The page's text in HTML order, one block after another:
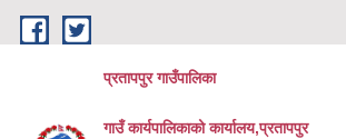
Skip to main content
प्रतापपुर गाउँपालिका
गाउँ कार्यपालिकाको कार्यालय,प्रतापपुर